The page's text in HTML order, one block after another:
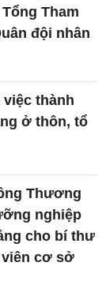
Tham
đội nhân
thành
ở thôn, tổ
Thương
nghiệp
cho bí thư
cơ sở